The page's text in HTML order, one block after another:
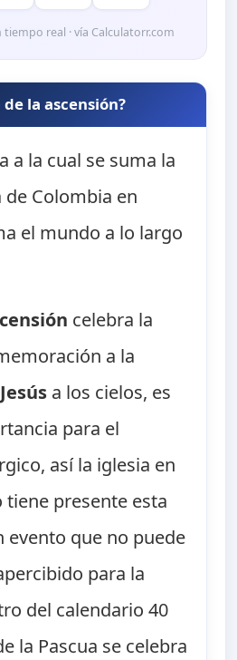
real · vía Calculatorr.com
de la ascensión?
a la cual se suma la
Colombia en
el mundo a lo largo
celebra la
a la
a los cielos, es
para el
así la iglesia en
presente esta
evento que no puede
para la
del calendario 40
la Pascua se celebra